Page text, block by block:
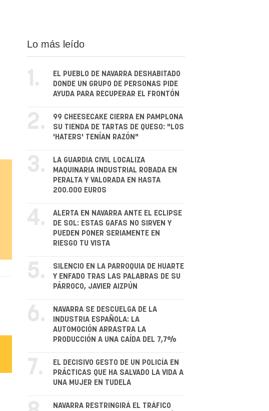
Lo más leído
1.
EL PUEBLO DE NAVARRA DESHABITADO
DONDE UN GRUPO DE PERSONAS PIDE
AYUDA PARA RECUPERAR EL FRONTÓN
2.
99 CHEESECAKE CIERRA EN PAMPLONA
SU TIENDA DE TARTAS DE QUESO: "LOS
'HATERS' TENÍAN RAZÓN"
3.
LA GUARDIA CIVIL LOCALIZA
MAQUINARIA INDUSTRIAL ROBADA EN
PERALTA Y VALORADA EN HASTA
200.000 EUROS
4.
ALERTA EN NAVARRA ANTE EL ECLIPSE
DE SOL: ESTAS GAFAS NO SIRVEN Y
PUEDEN PONER SERIAMENTE EN
RIESGO TU VISTA
5.
SILENCIO EN LA PARROQUIA DE HUARTE
Y ENFADO TRAS LAS PALABRAS DE SU
PÁRROCO, JAVIER AIZPÚN
6.
NAVARRA SE DESCUELGA DE LA
INDUSTRIA ESPAÑOLA: LA
AUTOMOCIÓN ARRASTRA LA
PRODUCCIÓN A UNA CAÍDA DEL 7,7%
7.
EL DECISIVO GESTO DE UN POLICÍA EN
PRÁCTICAS QUE HA SALVADO LA VIDA A
UNA MUJER EN TUDELA
NAVARRA RESTRINGIRÁ EL TRÁFICO